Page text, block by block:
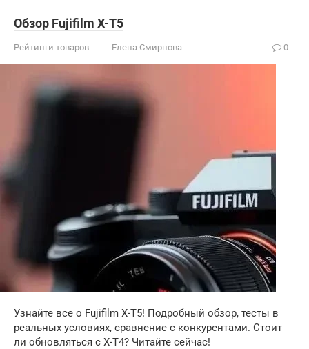
Обзор Fujifilm X-T5
Рейтинги товаров Елена Смирнова 0
Узнайте все о Fujifilm X-T5! Подробный обзор, тесты в
реальных условиях, сравнение с конкурентами. Стоит
ли обновляться с X-T4? Читайте сейчас!